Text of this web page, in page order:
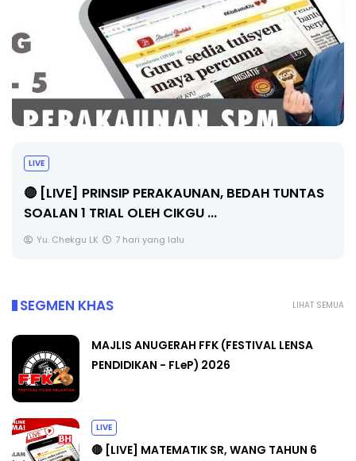
TUNTAS
PENGARAH PENDIDIKAN
Unknown
LIHAT SEMUA
SEGMEN KHAS
MAJLIS ANUGERAH FFK (FESTIVAL LENSA
PENDIDIKAN - FLeP) 2026
LIVE
🔴 [LIVE] MATEMATIK SR, WANG TAHUN 6